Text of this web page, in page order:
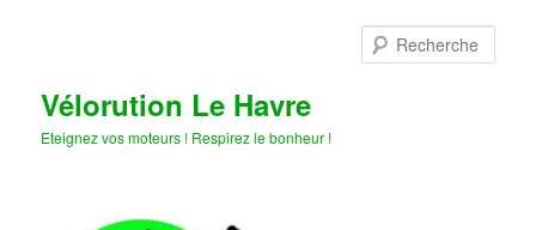
Vélorution Le Havre
Eteignez vos moteurs ! Respirez le bonheur !